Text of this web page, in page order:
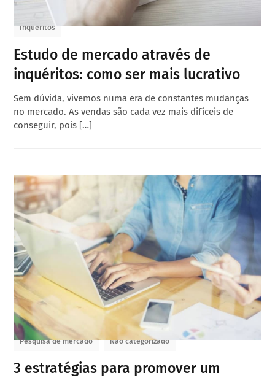
Inqueritos
Estudo de mercado através de
inquéritos: como ser mais lucrativo
Sem dúvida, vivemos numa era de constantes mudanças
no mercado. As vendas são cada vez mais difíceis de
conseguir, pois […]
Pesquisa de mercado Não categorizado
3 estratégias para promover um